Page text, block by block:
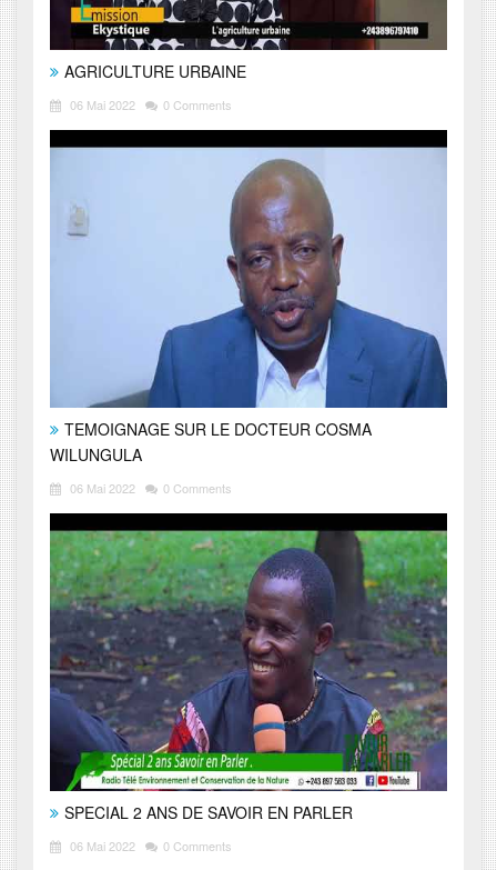
AGRICULTURE URBAINE
06 Mai 2022 0 Comments
TEMOIGNAGE SUR LE DOCTEUR COSMA
WILUNGULA
06 Mai 2022 0 Comments
SPECIAL 2 ANS DE SAVOIR EN PARLER
06 Mai 2022 0 Comments